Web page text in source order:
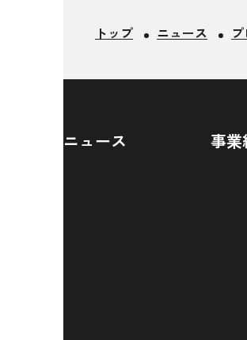
トップ ニュース
ニュース 事業